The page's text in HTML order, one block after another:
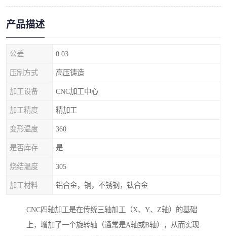
产品描述
公差 0.03
压制方式 高压铸造
加工设备 CNC加工中心
加工精度 精加工
变形温度 360
是否库存 是
烧结温度 305
加工材料 铝合金，铜，不锈钢，钛合金
CNC四轴加工是在传统三轴加工（X、Y、Z轴）的基础
上，增加了一个旋转轴（通常是A轴或B轴），从而实现